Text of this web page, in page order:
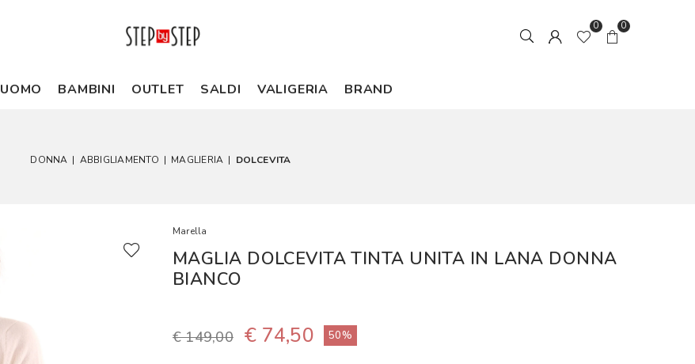
0 0
UOMO BAMBINI OUTLET SALDI VALIGERIA BRAND
DONNA | ABBIGLIAMENTO | MAGLIERIA | DOLCEVITA
Marella
MAGLIA DOLCEVITA TINTA UNITA IN LANA DONNA
BIANCO
€ 149,00 € 74,50 50%